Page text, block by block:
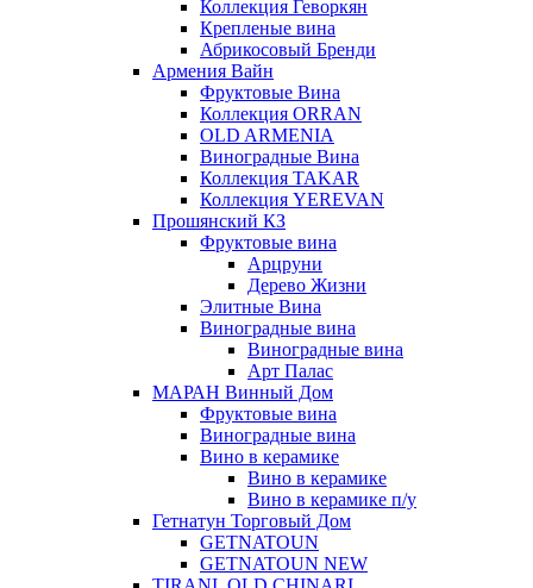
Коллекция Геворкян
Крепленые вина
Абрикосовый Бренди
Армения Вайн
Фруктовые Вина
Коллекция ORRAN
OLD ARMENIA
Виноградные Вина
Коллекция TAKAR
Коллекция YEREVAN
Прошянский КЗ
Фруктовые вина
Арцруни
Дерево Жизни
Элитные Вина
Виноградные вина
Виноградные вина
Арт Палас
МАРАН Винный Дом
Фруктовые вина
Виноградные вина
Вино в керамике
Вино в керамике
Вино в керамике п/у
Гетнатун Торговый Дом
GETNATOUN
GETNATOUN NEW